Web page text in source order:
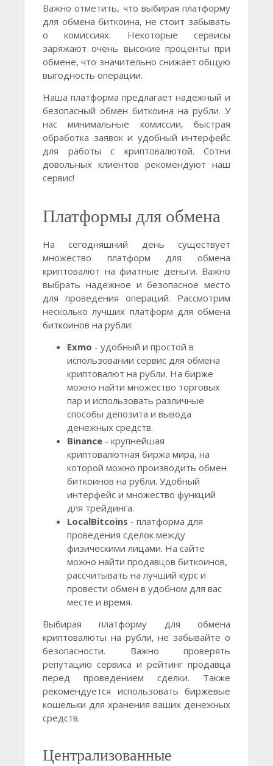
Важно отметить, что выбирая платформу
для обмена биткоина, не стоит забывать
о комиссиях. Некоторые сервисы
заряжают очень высокие проценты при
обмене, что значительно снижает общую
выгодность операции.
Наша платформа предлагает надежный и
безопасный обмен биткоина на рубли. У
нас минимальные комиссии, быстрая
обработка заявок и удобный интерфейс
для работы с криптовалютой. Сотни
довольных клиентов рекомендуют наш
сервис!
Платформы для обмена
На сегодняшний день существует
множество платформ для обмена
криптовалют на фиатные деньги. Важно
выбрать надежное и безопасное место
для проведения операций. Рассмотрим
несколько лучших платформ для обмена
биткоинов на рубли:
Exmo - удобный и простой в
использовании сервис для обмена
криптовалют на рубли. На бирже
можно найти множество торговых
пар и использовать различные
способы депозита и вывода
денежных средств.
Binance - крупнейшая
криптовалютная биржа мира, на
которой можно производить обмен
биткоинов на рубли. Удобный
интерфейс и множество функций
для трейдинга.
LocalBitcoins - платформа для
проведения сделок между
физическими лицами. На сайте
можно найти продавцов биткоинов,
рассчитывать на лучший курс и
провести обмен в удобном для вас
месте и время.
Выбирая платформу для обмена
криптовалюты на рубли, не забывайте о
безопасности. Важно проверять
репутацию сервиса и рейтинг продавца
перед проведением сделки. Также
рекомендуется использовать биржевые
кошельки для хранения ваших денежных
средств.
Централизованные